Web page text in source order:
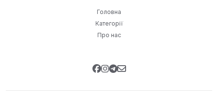
Головна
Категорії
Про нас